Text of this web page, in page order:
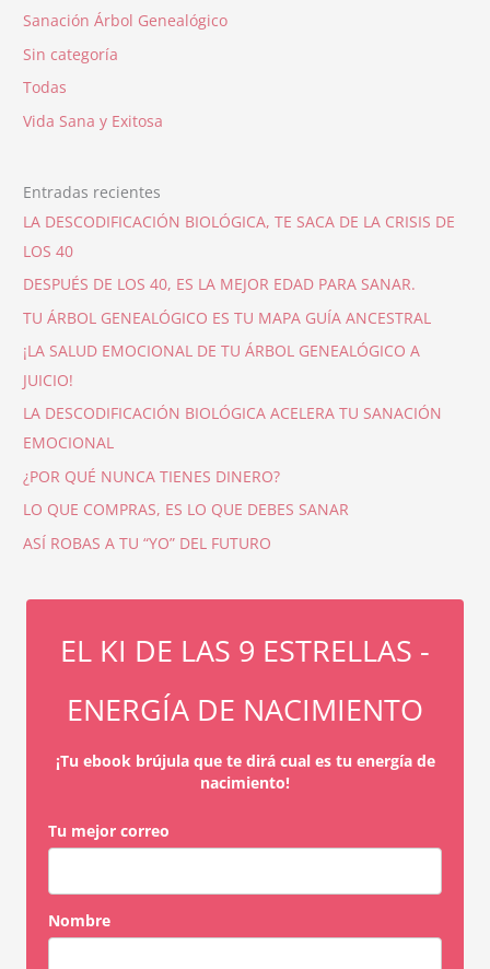
Sanación Árbol Genealógico
Sin categoría
Todas
Vida Sana y Exitosa
Entradas recientes
LA DESCODIFICACIÓN BIOLÓGICA, TE SACA DE LA CRISIS DE
LOS 40
DESPUÉS DE LOS 40, ES LA MEJOR EDAD PARA SANAR.
TU ÁRBOL GENEALÓGICO ES TU MAPA GUÍA ANCESTRAL
¡LA SALUD EMOCIONAL DE TU ÁRBOL GENEALÓGICO A
JUICIO!
LA DESCODIFICACIÓN BIOLÓGICA ACELERA TU SANACIÓN
EMOCIONAL
¿POR QUÉ NUNCA TIENES DINERO?
LO QUE COMPRAS, ES LO QUE DEBES SANAR
ASÍ ROBAS A TU “YO” DEL FUTURO
EL KI DE LAS 9 ESTRELLAS -
ENERGÍA DE NACIMIENTO
¡Tu ebook brújula que te dirá cual es tu energía de
nacimiento!
Tu mejor correo
Nombre